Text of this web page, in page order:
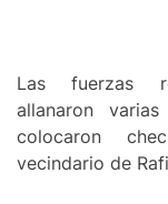
Las fuerzas
allanaron
colocaron
vecindario de